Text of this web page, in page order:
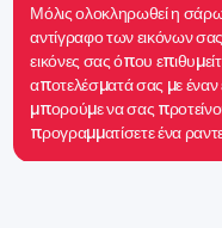
Μόλις ολοκληρωθεί η
αντίγραφο των εικόνων
εικόνες σας όπου
αποτελέσματά σας με έναν
μπορούμε να σας
προγραμματίσετε ένα